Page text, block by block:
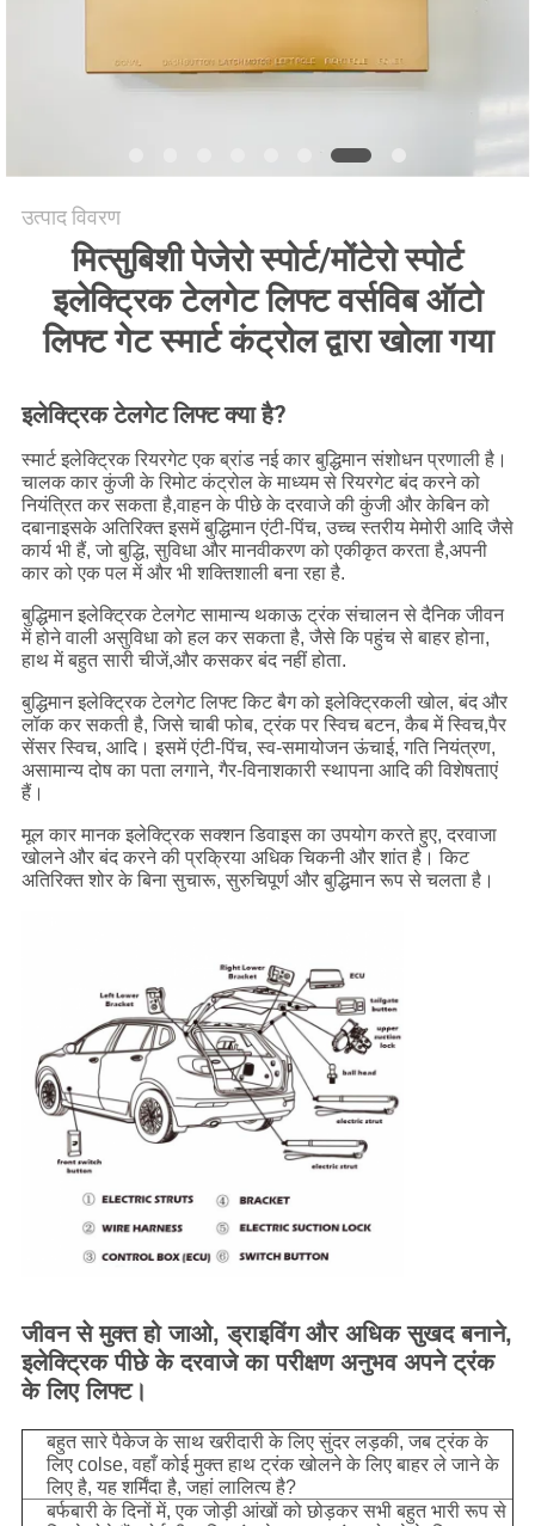
PRIVACY
उत्पाद विवरण
मित्सुबिशी पेजेरो स्पोर्ट/मोंटेरो स्पोर्ट
इलेक्ट्रिक टेलगेट लिफ्ट वर्सविब ऑटो
लिफ्ट गेट स्मार्ट कंट्रोल द्वारा खोला गया
इलेक्ट्रिक टेलगेट लिफ्ट क्या है?
स्मार्ट इलेक्ट्रिक रियरगेट एक ब्रांड नई कार बुद्धिमान संशोधन प्रणाली है।
चालक कार कुंजी के रिमोट कंट्रोल के माध्यम से रियरगेट बंद करने को
नियंत्रित कर सकता है,वाहन के पीछे के दरवाजे की कुंजी और केबिन को
दबानाइसके अतिरिक्त इसमें बुद्धिमान एंटी-पिंच, उच्च स्तरीय मेमोरी आदि जैसे
कार्य भी हैं, जो बुद्धि, सुविधा और मानवीकरण को एकीकृत करता है,अपनी
कार को एक पल में और भी शक्तिशाली बना रहा है.
बुद्धिमान इलेक्ट्रिक टेलगेट सामान्य थकाऊ ट्रंक संचालन से दैनिक जीवन
में होने वाली असुविधा को हल कर सकता है, जैसे कि पहुंच से बाहर होना,
हाथ में बहुत सारी चीजें,और कसकर बंद नहीं होता.
बुद्धिमान इलेक्ट्रिक टेलगेट लिफ्ट किट बैग को इलेक्ट्रिकली खोल, बंद और
लॉक कर सकती है, जिसे चाबी फोब, ट्रंक पर स्विच बटन, कैब में स्विच,पैर
सेंसर स्विच, आदि। इसमें एंटी-पिंच, स्व-समायोजन ऊंचाई, गति नियंत्रण,
असामान्य दोष का पता लगाने, गैर-विनाशकारी स्थापना आदि की विशेषताएं
हैं।
मूल कार मानक इलेक्ट्रिक सक्शन डिवाइस का उपयोग करते हुए, दरवाजा
खोलने और बंद करने की प्रक्रिया अधिक चिकनी और शांत है। किट
अतिरिक्त शोर के बिना सुचारू, सुरुचिपूर्ण और बुद्धिमान रूप से चलता है।
जीवन से मुक्त हो जाओ, ड्राइविंग और अधिक सुखद बनाने,
इलेक्ट्रिक पीछे के दरवाजे का परीक्षण अनुभव अपने ट्रंक
के लिए लिफ्ट।
बहुत सारे पैकेज के साथ खरीदारी के लिए सुंदर लड़की, जब ट्रंक के
लिए colse, वहाँ कोई मुक्त हाथ ट्रंक खोलने के लिए बाहर ले जाने के
लिए है, यह शर्मिंदा है, जहां लालित्य है?
बर्फबारी के दिनों में, एक जोड़ी आंखों को छोड़कर सभी बहुत भारी रूप से